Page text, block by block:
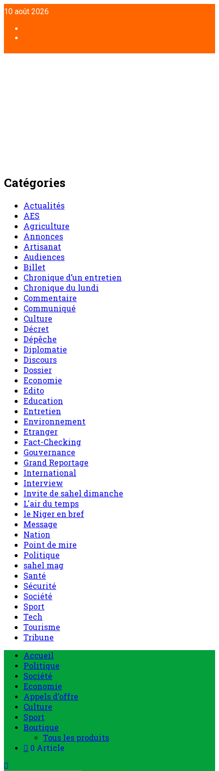
Aller
au
contenu
10 août 2026
Catégories
Actualités
AES
Agriculture
Annonces
Artisanat
Audiences
Billet
Chronique d’un entretien
Chronique du lundi
Commentaire
Communiqué
Culture
Décret
Dépêche
Diplomatie
Discours
Dossier
Economie
Edito
Education
Entretien
Environnement
Etranger
Fact-Checking
Gouvernance
Grand Reportage
International
Interview
Invite de sahel dimanche
L'air du temps
le Niger en bref
Message
Nation
Point de mire
Politique
sahel mag
Santé
Sécurité
Société
Sport
Tech
Tourisme
Tribune
Menu
principal
Accueil
Politique
Société
Economie
Appels d’offre
Culture
Sport
Boutique
Tous les produits
0 Article